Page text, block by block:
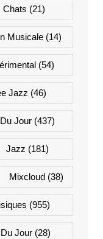
Chats (21)
Musicale(14)
(54)
Jazz (46)
Jour(437)
Jazz (181)
Mixcloud(38)
(955)
Jour (28)